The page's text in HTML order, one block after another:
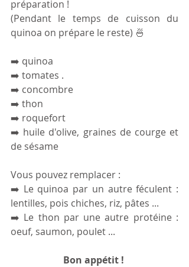
préparation !
(Pendant le temps de cuisson du
quinoa on prépare le reste) 🍜
➡️ quinoa
➡️ tomates .
➡️ concombre
➡️ thon
➡️ roquefort
➡️ huile d'olive, graines de courge et
de sésame
Vous pouvez remplacer :
➡️ Le quinoa par un autre féculent :
lentilles, pois chiches, riz, pâtes ...
➡️ Le thon par une autre protéine :
oeuf, saumon, poulet ...
Bon appétit !